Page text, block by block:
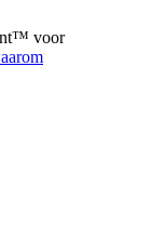
voor